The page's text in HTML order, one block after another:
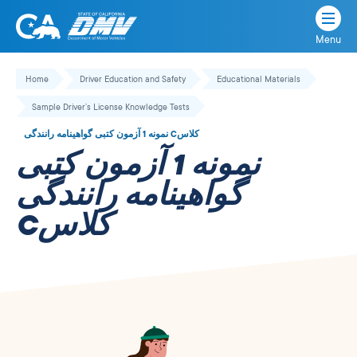
Skip
California
State
Department
of
Motor
Vehicles
Menu
Home Driver Education and Safety Educational Materials
Sample Driver’s License Knowledge Tests
نمونه 1 آزمون کتبی گواهینامه رانندگی Cکلاس
نمونه 1 آزمون کتبی
گواهینامه رانندگی
Cکلاس